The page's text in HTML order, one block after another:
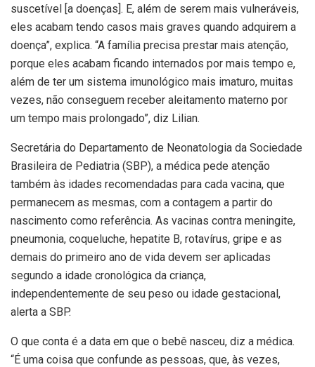
suscetível [a doenças]. E, além de serem mais vulneráveis,
eles acabam tendo casos mais graves quando adquirem a
doença”, explica. “A família precisa prestar mais atenção,
porque eles acabam ficando internados por mais tempo e,
além de ter um sistema imunológico mais imaturo, muitas
vezes, não conseguem receber aleitamento materno por
um tempo mais prolongado”, diz Lilian.
Secretária do Departamento de Neonatologia da Sociedade
Brasileira de Pediatria (SBP), a médica pede atenção
também às idades recomendadas para cada vacina, que
permanecem as mesmas, com a contagem a partir do
nascimento como referência. As vacinas contra meningite,
pneumonia, coqueluche, hepatite B, rotavírus, gripe e as
demais do primeiro ano de vida devem ser aplicadas
segundo a idade cronológica da criança,
independentemente de seu peso ou idade gestacional,
alerta a SBP.
O que conta é a data em que o bebê nasceu, diz a médica.
“É uma coisa que confunde as pessoas, que, às vezes,